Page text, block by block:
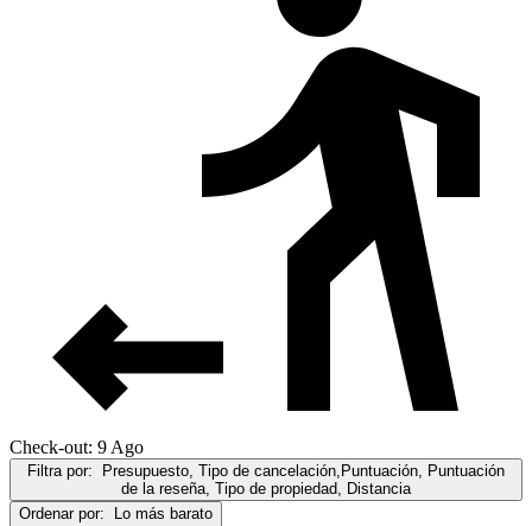
Check-out: 9 Ago
Filtra por: Presupuesto, Tipo de cancelación,Puntuación, Puntuación
de la reseña, Tipo de propiedad, Distancia
Ordenar por: Lo más barato